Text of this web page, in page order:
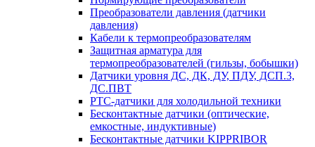
Преобразователи давления (датчики
давления)
Кабели к термопреобразователям
Защитная арматура для
термопреобразователей (гильзы, бобышки)
Датчики уровня ДС, ДК, ДУ, ПДУ, ДСП.3,
ДС.ПВТ
PTC-датчики для холодильной техники
Бесконтактные датчики (оптические,
емкостные, индуктивные)
Бесконтактные датчики KIPPRIBOR